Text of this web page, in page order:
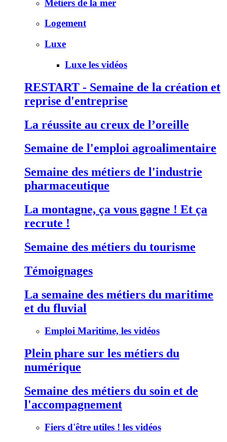
Métiers de la mer
Logement
Luxe
Luxe les vidéos
RESTART - Semaine de la création et
reprise d'entreprise
La réussite au creux de l’oreille
Semaine de l'emploi agroalimentaire
Semaine des métiers de l'industrie
pharmaceutique
La montagne, ça vous gagne ! Et ça
recrute !
Semaine des métiers du tourisme
Témoignages
La semaine des métiers du maritime
et du fluvial
Emploi Maritime, les vidéos
Plein phare sur les métiers du
numérique
Semaine des métiers du soin et de
l'accompagnement
Fiers d'être utiles ! les vidéos